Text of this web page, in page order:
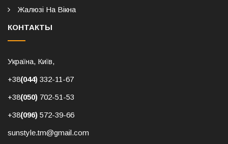
Жалюзі На Вікна
КОНТАКТЫ
Україна, Київ,
+38(044) 332-11-67
+38(050) 702-51-53
+38(096) 572-39-66
sunstyle.tm@gmail.com